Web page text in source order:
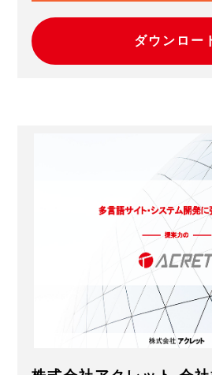
ダウンロー